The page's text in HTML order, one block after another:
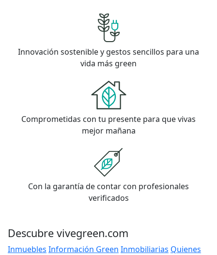
Innovación sostenible y gestos sencillos para una
vida más green
Comprometidas con tu presente para que vivas
mejor mañana
Con la garantía de contar con profesionales
verificados
Descubre vivegreen.com
Inmuebles Información Green Inmobiliarias Quienes